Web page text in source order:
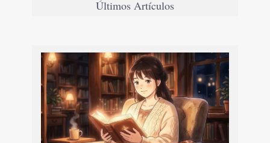
Últimos Artículos